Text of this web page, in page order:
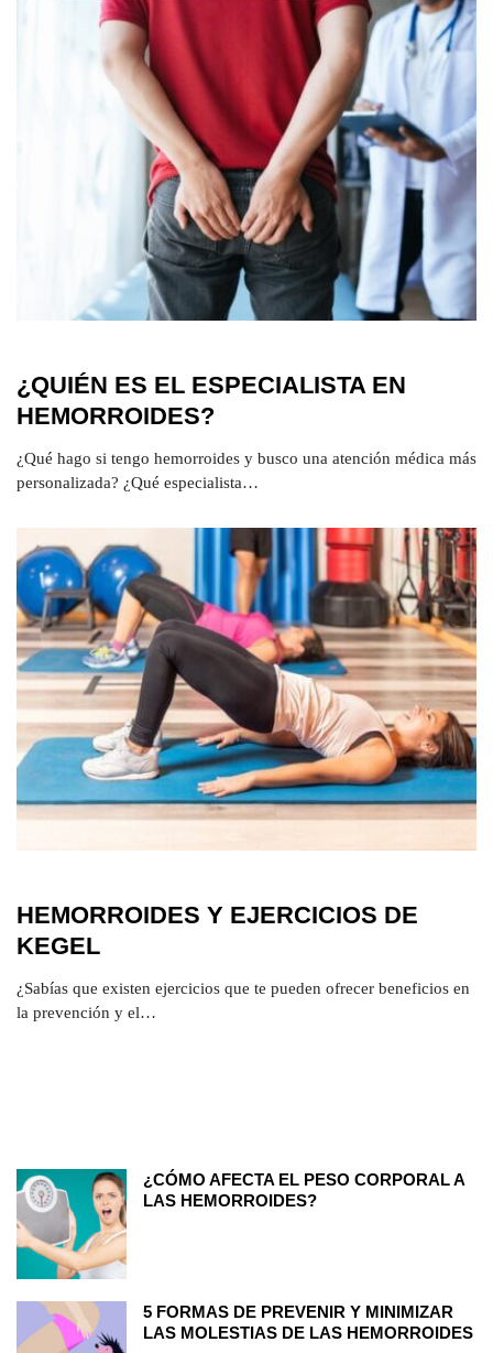
¿QUIÉN ES EL ESPECIALISTA EN
HEMORROIDES?
¿Qué hago si tengo hemorroides y busco una atención médica más
personalizada? ¿Qué especialista…
HEMORROIDES Y EJERCICIOS DE
KEGEL
¿Sabías que existen ejercicios que te pueden ofrecer beneficios en
la prevención y el…
¿CÓMO AFECTA EL PESO CORPORAL A
LAS HEMORROIDES?
5 FORMAS DE PREVENIR Y MINIMIZAR
LAS MOLESTIAS DE LAS HEMORROIDES